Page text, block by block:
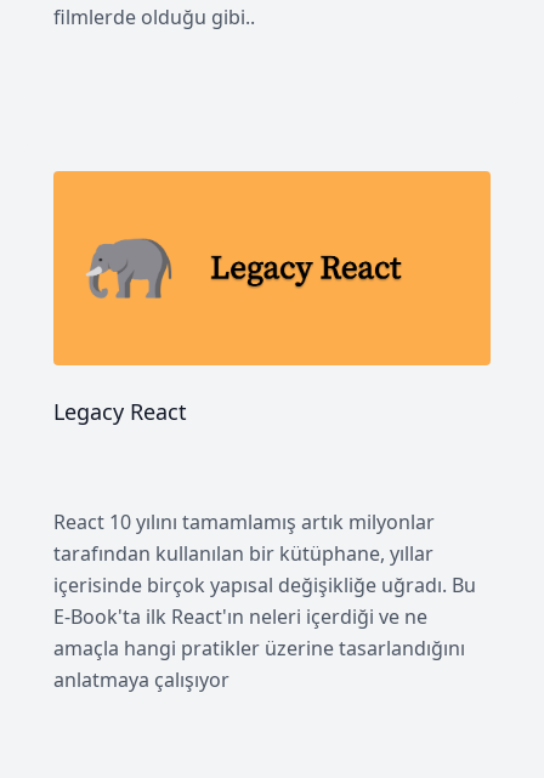
filmlerde olduğu gibi..
Legacy React
React 10 yılını tamamlamış artık milyonlar
tarafından kullanılan bir kütüphane, yıllar
içerisinde birçok yapısal değişikliğe uğradı. Bu
E-Book'ta ilk React'ın neleri içerdiği ve ne
amaçla hangi pratikler üzerine tasarlandığını
anlatmaya çalışıyor